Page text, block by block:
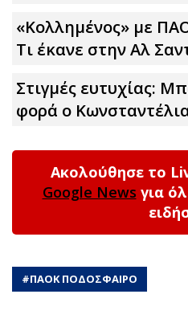
«Κολλημένος» με
Τι έκανε στην Αλ
Στιγμές ευτυχίας:
φορά ο
Ακολούθησε το
Google News για
#ΠΑΟΚ ΠΟΔΟΣΦΑΙΡΟ